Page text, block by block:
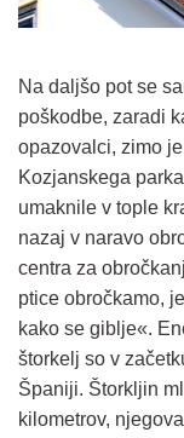
Na daljšo pot se
poškodbe, zaradi
opazovalci, zimo
Kozjanskega
umaknile v tople
nazaj v naravo
centra za
ptice obročkamo,
kako se giblje«.
štorkelj so v
Španiji. Štorkljin
kilometrov,